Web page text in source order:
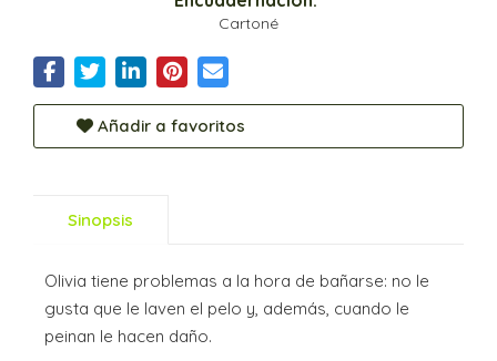
Cartoné
Añadir a favoritos
Sinopsis
Olivia tiene problemas a la hora de bañarse: no le
gusta que le laven el pelo y, además, cuando le
peinan le hacen daño.